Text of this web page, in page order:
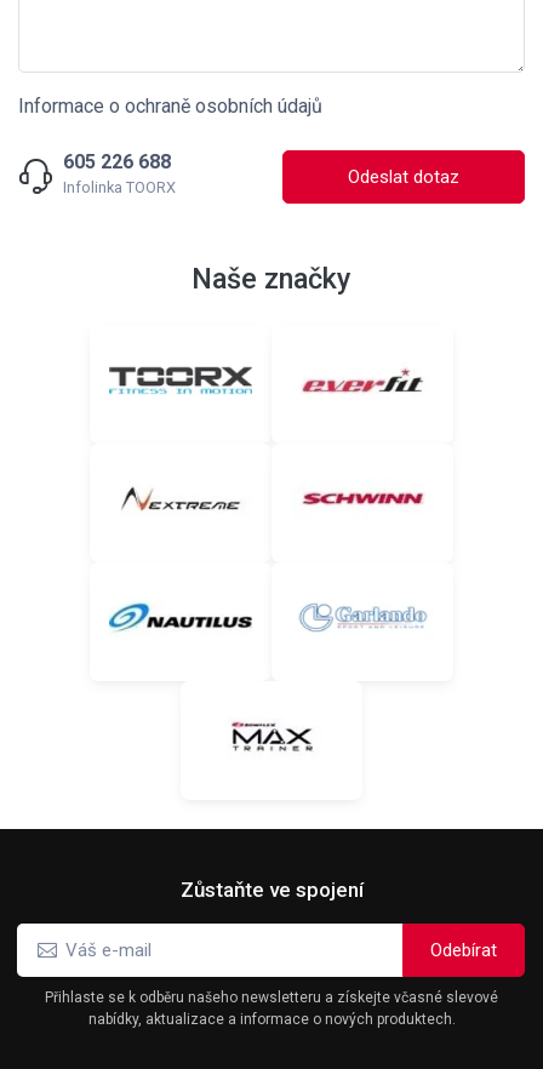
Informace o ochraně osobních údajů
605 226 688
Infolinka TOORX Odeslat dotaz
Naše značky
Zůstaňte ve spojení
Přihlaste se k odběru našeho newsletteru a získejte včasné slevové
nabídky, aktualizace a informace o nových produktech.